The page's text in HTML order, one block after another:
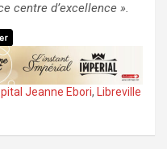
centre d’excellence ».
Jeanne Ebori, Libreville